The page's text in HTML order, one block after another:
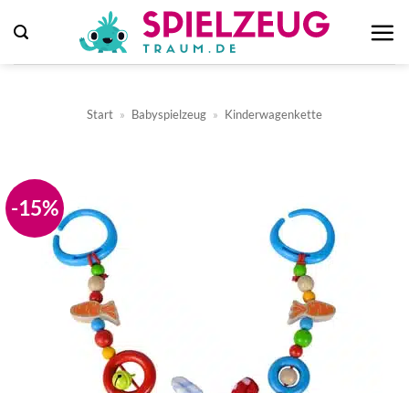
Inhalt
springen
Start » Babyspielzeug » Kinderwagenkette
-15%